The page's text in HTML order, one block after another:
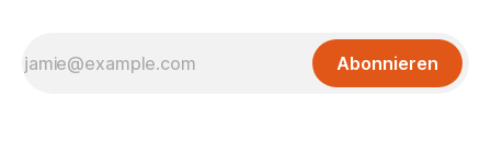
Abonnieren